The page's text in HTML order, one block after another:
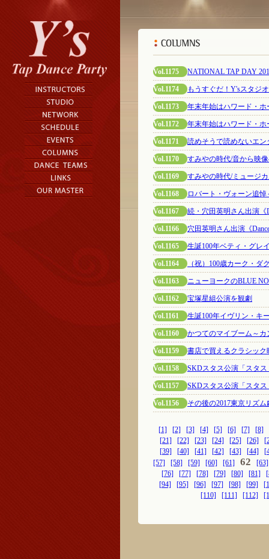
Vol.1175 NATIONAL TAP DAY
Vol.1174 もうすぐだ！Y'sスタジ
Vol.1173 年末年始はハワード・
Vol.1172 年末年始はハワード・
Vol.1171 読めそうで読めないエ
Vol.1170 すみやの時代/音から映
Vol.1169 すみやの時代/ミュージ
Vol.1168 ロバート・ヴォーン追
Vol.1167 続・穴田英明さん出演《
Vol.1166 穴田英明さん出演《
Vol.1165 生誕100年ベティ・グレ
Vol.1164 （祝）100歳カーク・
Vol.1163 ニューヨークのBLUE
Vol.1162 宝塚星組公演を観劇
Vol.1161 生誕100年イヴリン・キ
Vol.1160 かつてのマイブーム～カ
Vol.1159 書店で買えるクラシッ
Vol.1158 SKDスタス公演「スタ
Vol.1157 SKDスタス公演「スタ
Vol.1156 その後の2017東京リズ
[1] [2] [3] [4] [5] [6] [7] [8]
[21]
[22] [23] [24] [25] [26]
[39]
[40] [41] [42] [43] [44]
[57]
[58] [59] [60] [61] 62
[63]
[76]
[77] [78] [79] [80] [81]
[94]
[95] [96] [97] [98] [99]
[110]
[111] [112]